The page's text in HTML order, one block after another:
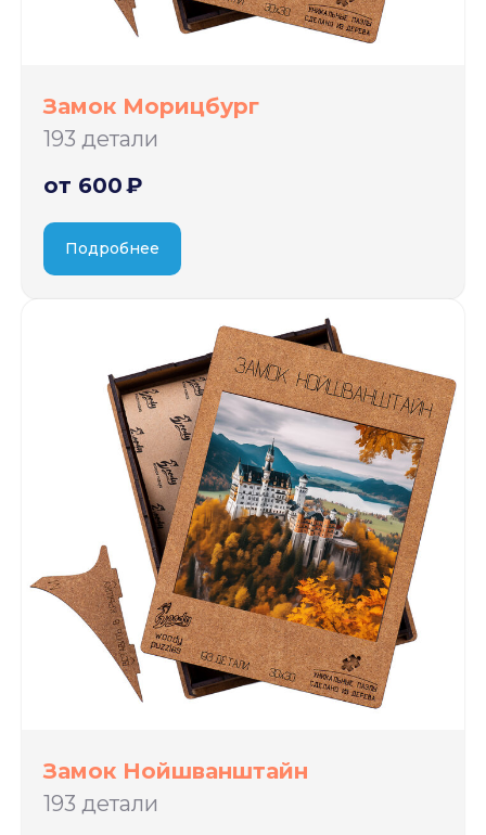
Замок Морицбург
193 детали
от 600 ₽
Подробнее
Замок Нойшванштайн
193 детали